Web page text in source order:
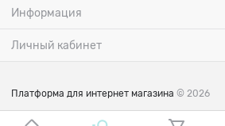
Информация
Личный кабинет
Платформа для интернет магазина © 2026